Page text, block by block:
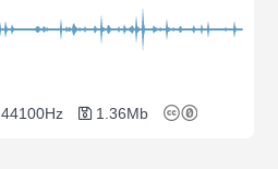
44100Hz 1.36Mb